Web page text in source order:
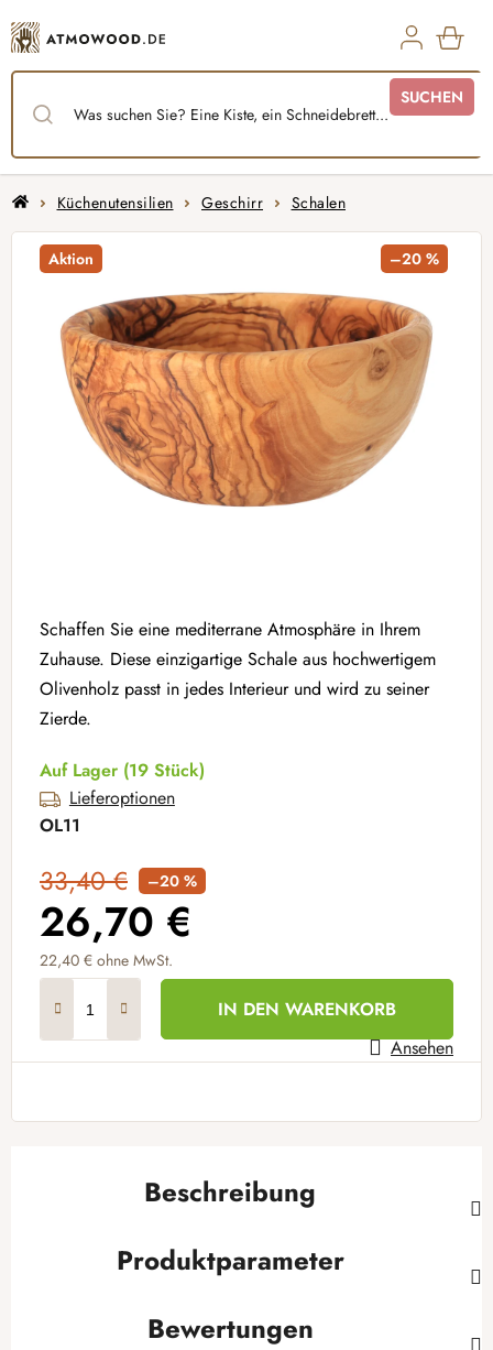
Inhalt
springen
SUCHEN
StartseiteKüchenutensilien Geschirr Schalen
Schaffen Sie eine mediterrane Atmosphäre in Ihrem
Zuhause. Diese einzigartige Schale aus hochwertigem
Olivenholz passt in jedes Interieur und wird zu seiner
Zierde.
Auf Lager (19 Stück)
Lieferoptionen
OL11
33,40 € –20 %
26,70 €
22,40 € ohne MwSt.
IN DEN WARENKORB
Ansehen
Aktion –20 %
Beschreibung
Produktparameter
Bewertungen